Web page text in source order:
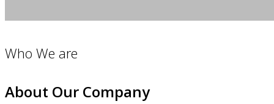
Who We are
About Our Company